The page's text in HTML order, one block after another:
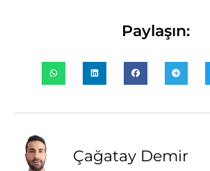
Paylaşın:
Çağatay Demir